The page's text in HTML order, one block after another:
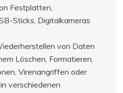
Festplatten,
Sticks, Digitalkameras
von Daten
Löschen, Formatieren,
Virenangriffen oder
verschiedenen